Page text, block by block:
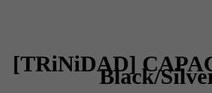
[TRiNiDAD]
Black/